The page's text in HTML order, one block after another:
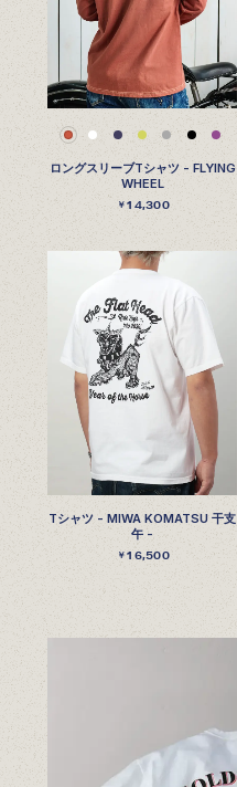
ロングスリーブTシャツ - FLYING
WHEEL
￥14,300
Tシャツ - MIWA KOMATSU 干支
午 -
￥16,500